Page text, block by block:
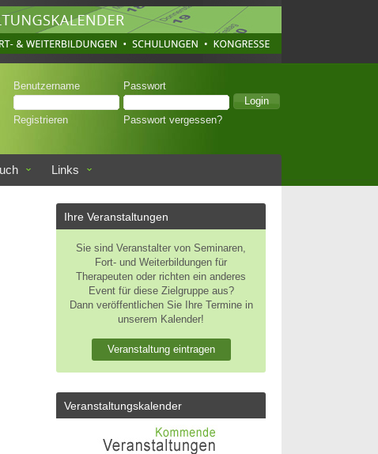
Benutzername Passwort
Registrieren Passwort vergessen?
Links
Ihre Veranstaltungen
Sie sind Veranstalter von Seminaren,
Fort- und Weiterbildungen für
Therapeuten oder richten ein anderes
Event für diese Zielgruppe aus?
Dann veröffentlichen Sie Ihre Termine in
unserem Kalender!
Veranstaltung eintragen
Veranstaltungskalender